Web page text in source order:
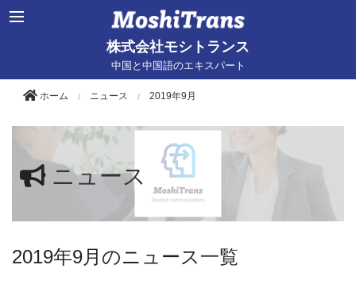
株式会社モシトランス
中国と中国語のエキスパート
ホーム ニュース 2019年9月
ニュース
2019年9月のニュース一覧